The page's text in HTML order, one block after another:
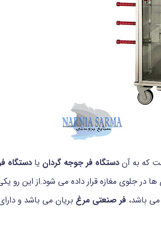
که به آندستگاه فر جوجه گردان یا دستگاه
جلوی مغازه قرار داده می شود.از این رو یکی
باشد، فر صنعتی مرغ بریان می باشد و